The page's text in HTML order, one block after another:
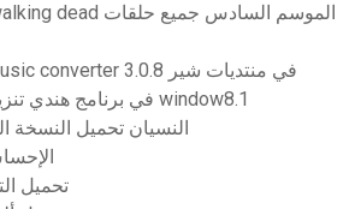
تنزيل sidify apple music converter 3.0.8 في منتديات شير
أسئلة gk في برنامج هندي تنزيل للكمبيوتر window8.1
النسيان تحميل النسخة
الإحساس_ 2017
تحميل